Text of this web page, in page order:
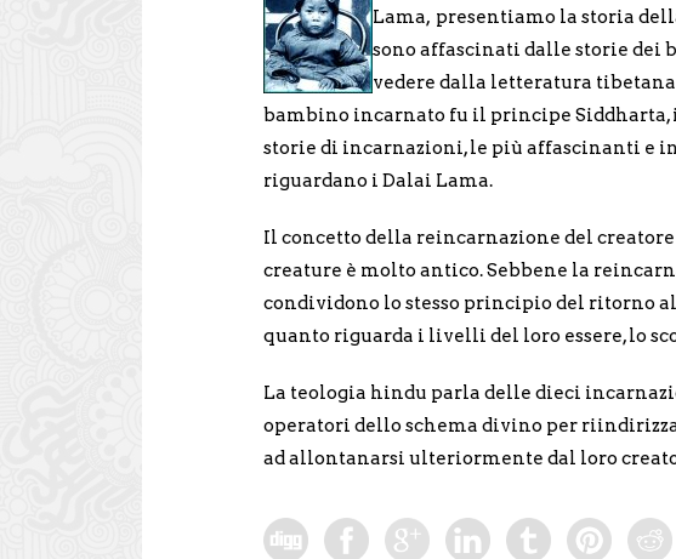
Lama, presentiamo la storia
sono affascinati dalle storie dei
vedere dalla letteratura
bambino incarnato fu il principe Siddharta,
storie di incarnazioni, le più affascinanti e
riguardano i Dalai Lama.
Il concetto della reincarnazione del
creature è molto antico. Sebbene la
condividono lo stesso principio del ritorno
quanto riguarda i livelli del loro essere, lo
La teologia hindu parla delle dieci
operatori dello schema divino per
ad allontanarsi ulteriormente dal loro